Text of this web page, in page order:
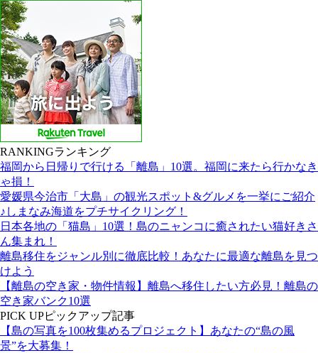
RANKINGランキング
福岡から日帰りで行ける「離島」10選。福岡に来たら行かなき
ゃ損！
愛媛県今治市「大島」の観光スポット&グルメを一挙にご紹介
♪しまなみ海道をプチサイクリング！
日本各地の「猫島」10選！島のニャンコに癒されたい猫好きさ
ん集まれ！
離島移住をジャンル別に徹底比較！あなたに最適な離島を見つ
けよう
【離島の空き家・物件情報】離島へ移住したい方必見！離島の
空き家バンク10選
PICK UPピックアップ記事
【島の写真を100枚集めるプロジェクト】あなたの“島の風
景”を大募集！